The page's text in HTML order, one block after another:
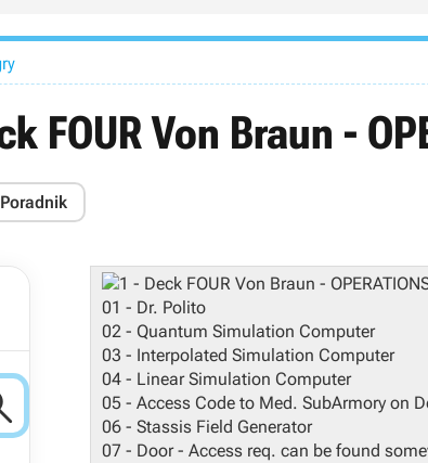
FOUR Von Braun -
01 - Dr. Polito
02 - Quantum Simulation Computer
03 - Interpolated Simulation Computer
04 - Linear Simulation Computer
05 - Access Code to Med. SubArmory on
06 - Stassis Field Generator
07 - Door - Access req. can be found